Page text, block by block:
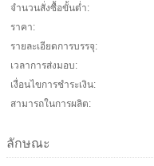
จำนวนสั่งซื้อขั้นต่ำ:
ราคา:
รายละเอียดการบรรจุ:
เวลาการส่งมอบ:
เงื่อนไขการชำระเงิน:
สามารถในการผลิต:
ลักษณะ